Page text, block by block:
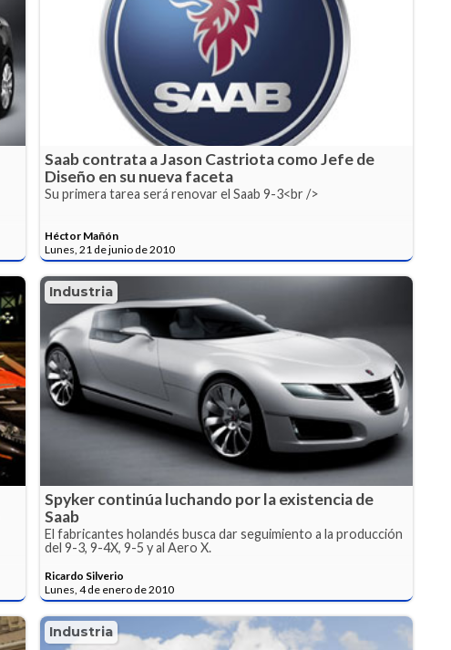
Saab contrata a Jason Castriota como Jefe de
Diseño en su nueva faceta
Su primera tarea será renovar el Saab 9-3<br />
Héctor Mañón
Lunes, 21 de junio de 2010
Industria
Spyker continúa luchando por la existencia de
Saab
El fabricantes holandés busca dar seguimiento a la producción
del 9-3, 9-4X, 9-5 y al Aero X.
Ricardo Silverio
Lunes, 4 de enero de 2010
Industria